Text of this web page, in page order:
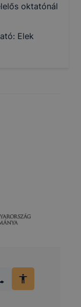
oktatónál
Elek